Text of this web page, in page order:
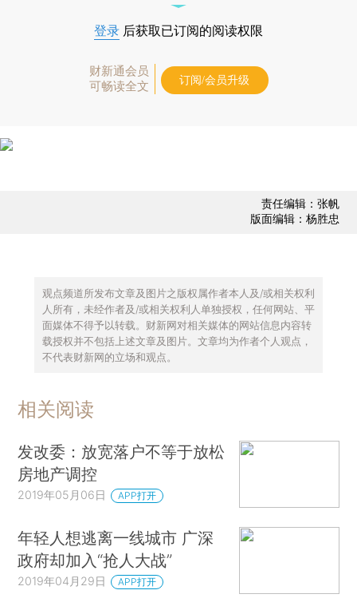
登录 后获取已订阅的阅读权限
财新通会员
可畅读全文
订阅/会员升级
责任编辑：张帆
版面编辑：杨胜忠
观点频道所发布文章及图片之版权属作者本人及/或相关权利
人所有，未经作者及/或相关权利人单独授权，任何网站、平
面媒体不得予以转载。财新网对相关媒体的网站信息内容转
载授权并不包括上述文章及图片。文章均为作者个人观点，
不代表财新网的立场和观点。
相关阅读
发改委：放宽落户不等于放松
房地产调控
2019年05月06日 APP打开
年轻人想逃离一线城市 广深
政府却加入“抢人大战”
2019年04月29日 APP打开